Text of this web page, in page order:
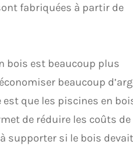
fabriquées à partir de
bois est beaucoup plus
beaucoup
que les piscines en
de réduire les coûts de
supporter si le bois devait